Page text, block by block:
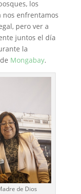
los
nos enfrentamos
pero ver a
juntos el día
la
Mongabay.
de Dios